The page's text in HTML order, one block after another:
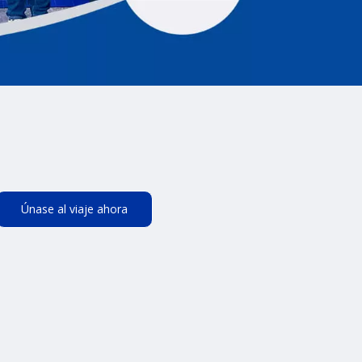
Únase al viaje ahora